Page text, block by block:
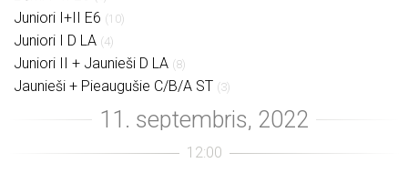
Juniori I+II E6 (10)
Juniori I D LA (4)
Juniori II + Jaunieši D LA (8)
Jaunieši + Pieaugušie C/B/A ST (3)